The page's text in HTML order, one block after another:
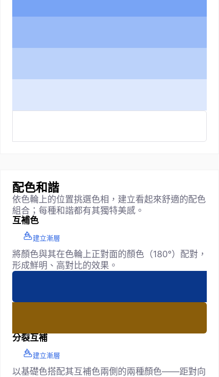
配色和諧
依色輪上的位置挑選色相，建立看起來舒適的配色
組合；每種和諧都有其獨特美感。
互補色
建立漸層
將顏色與其在色輪上正對面的顏色（180°）配對，
形成鮮明、高對比的效果。
分裂互補
建立漸層
以基礎色搭配其互補色兩側的兩種顏色——距對向